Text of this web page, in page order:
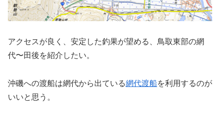
アクセスが良く、安定した釣果が望める、鳥取東部の網
代〜田後を紹介したい。
沖磯への渡船は網代から出ている網代渡船を利用するのが
いいと思う。